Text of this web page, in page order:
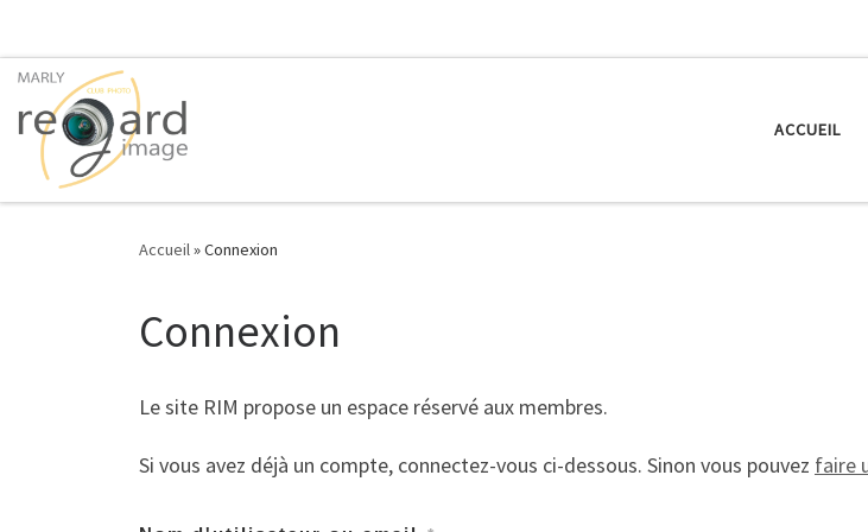
ACCUEIL
Accueil»Connexion
Connexion
Le site RIM propose un espace réservé aux membres.
Si vous avez déjà un compte, connectez-vous ci-dessous. Sinon vous pouvez faire